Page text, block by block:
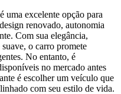
uma excelente opção para
renovado, autonomia
Com sua elegância,
o carro promete
No entanto, é
no mercado antes
é escolher um veículo que
com seu estilo de vida.